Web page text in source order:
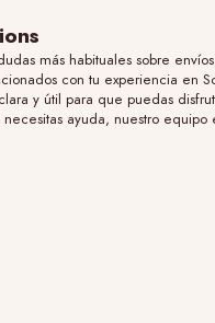
más habituales sobre
con tu experiencia en
y útil para que puedas
ayuda, nuestro equipo